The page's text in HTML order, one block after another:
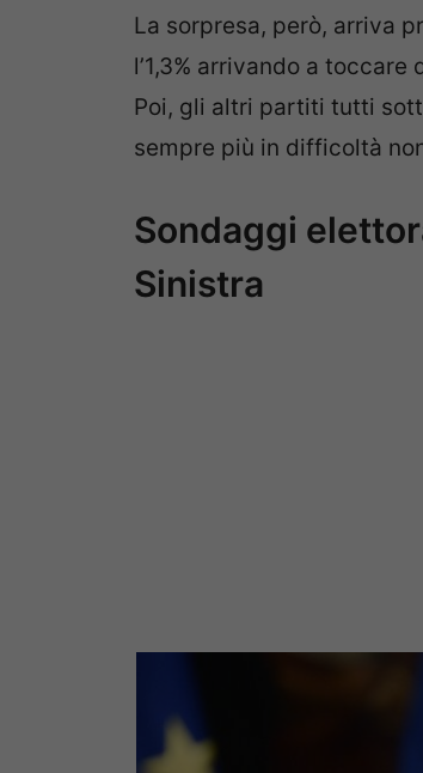
La sorpresa, però, arriva
l’1,3% arrivando a
Poi, gli altri partiti tutti
sempre più in difficoltà
Sondaggi
Sinistra